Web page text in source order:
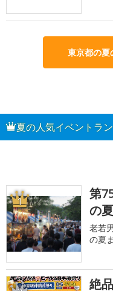
東京都の夏
夏の人気イベントラ
1
第
の
老若
の夏
絶